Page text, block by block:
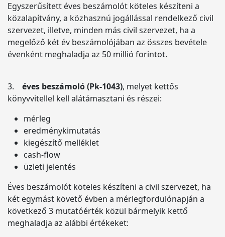
Egyszerűsített éves beszámolót köteles készíteni a
közalapítvány, a közhasznú jogállással rendelkező civil
szervezet, illetve, minden más civil szervezet, ha a
megelőző két év beszámolójában az összes bevétele
évenként meghaladja az 50 millió forintot.
3. éves beszámoló (Pk-1043), melyet kettős
könyvvitellel kell alátámasztani és részei:
mérleg
eredménykimutatás
kiegészítő melléklet
cash-flow
üzleti jelentés
Éves beszámolót köteles készíteni a civil szervezet, ha
két egymást követő évben a mérlegfordulónapján a
következő 3 mutatóérték közül bármelyik kettő
meghaladja az alábbi értékeket: